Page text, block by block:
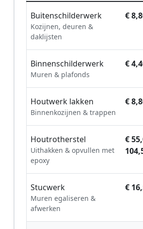
Buitenschilderwerk
Kozijnen, deuren &
daklijsten
€
Binnenschilderwerk
Muren & plafonds
€
Houtwerk lakken
Binnenkozijnen & trappen
€
Houtrotherstel
Uithakken & opvullen met
epoxy
€
Stucwerk
Muren egaliseren &
afwerken
€